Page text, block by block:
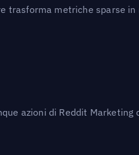
trasforma metriche sparse
azioni di Reddit Marketing